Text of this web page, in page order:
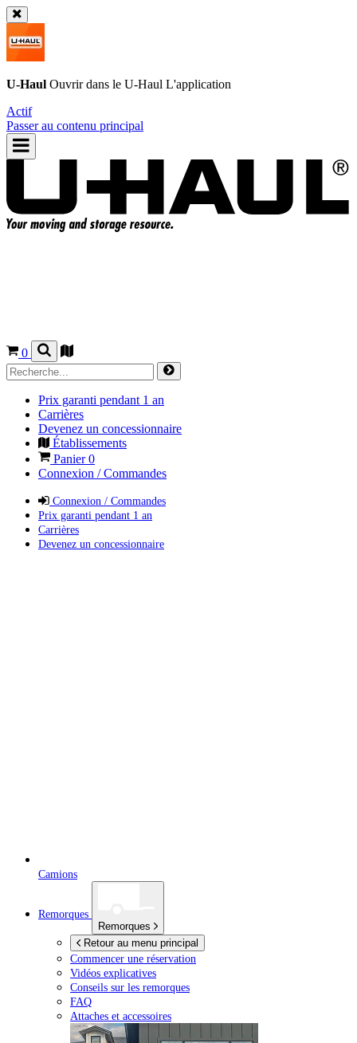
U-Haul Ouvrir dans le U-Haul L'application
Actif
Passer au contenu principal
0
Prix garanti pendant 1 an
Carrières
Devenez un concessionnaire
Établissements
Panier0
Connexion / Commandes
Connexion / Commandes
Prix garanti pendant 1 an
Carrières
Devenez un concessionnaire
Camions
Remorques
Remorques
Retour au menu principal
Commencer une réservation
Vidéos explicatives
Conseils sur les remorques
FAQ
Attaches et accessoires